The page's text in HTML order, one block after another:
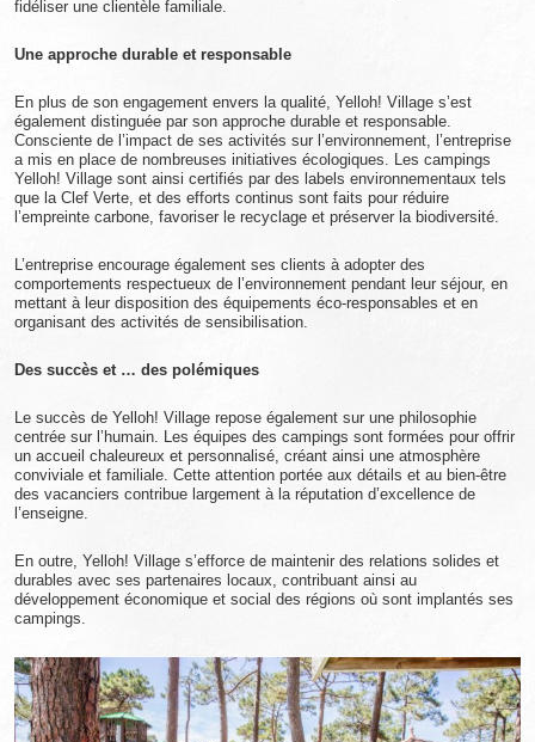
fidéliser une clientèle familiale.
Une approche durable et responsable
En plus de son engagement envers la qualité, Yelloh! Village s’est
également distinguée par son approche durable et responsable.
Consciente de l’impact de ses activités sur l’environnement, l’entreprise
a mis en place de nombreuses initiatives écologiques. Les campings
Yelloh! Village sont ainsi certifiés par des labels environnementaux tels
que la Clef Verte, et des efforts continus sont faits pour réduire
l’empreinte carbone, favoriser le recyclage et préserver la biodiversité.
L’entreprise encourage également ses clients à adopter des
comportements respectueux de l’environnement pendant leur séjour, en
mettant à leur disposition des équipements éco-responsables et en
organisant des activités de sensibilisation.
Des succès et … des polémiques
Le succès de Yelloh! Village repose également sur une philosophie
centrée sur l’humain. Les équipes des campings sont formées pour offrir
un accueil chaleureux et personnalisé, créant ainsi une atmosphère
conviviale et familiale. Cette attention portée aux détails et au bien-être
des vacanciers contribue largement à la réputation d’excellence de
l’enseigne.
En outre, Yelloh! Village s’efforce de maintenir des relations solides et
durables avec ses partenaires locaux, contribuant ainsi au
développement économique et social des régions où sont implantés ses
campings.